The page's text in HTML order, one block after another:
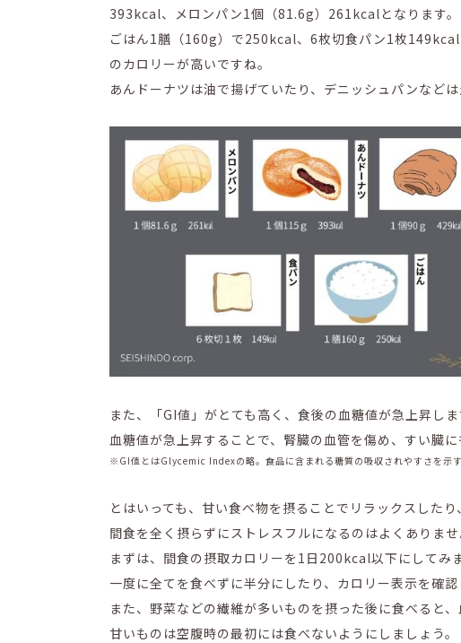
393kcal、メロンパン1個（81.6g）261kcalとなります。
ごはん1膳（160g）で250kcal、6枚切食パン1枚149kcal
のカロリーが高いですね。
あんドーナツは油で揚げていたり、デニッシュパンなど
また、「GI値」がとても高く、食後の血糖値が急上昇しま
血糖値が急上昇することで、腎臓の血管を傷め、すい臓
※GI値とはGlycemic Indexの略。食品に含まれる糖質の吸収されやすさを示
とはいっても、甘い食べ物を摂ることでリラックスした
間食を全く摂らずにストレスフルになるのはよくありませ
まずは、間食の摂取カロリーを1日200kcal以下にしてみま
一度に全てを食べずに半分にしたり、カロリー表示を確
また、野菜などの繊維が多いものを摂った後に食べると
甘いものは空腹時の最初には食べないようにしましょう。